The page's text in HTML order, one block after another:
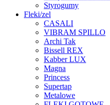
Styrogumy
Fleki/zel
CASALI
VIBRAM SPILLO
Archi Tak
Bissell REX
Kabber LUX
Magna
Princess
Supertap
Metalowe